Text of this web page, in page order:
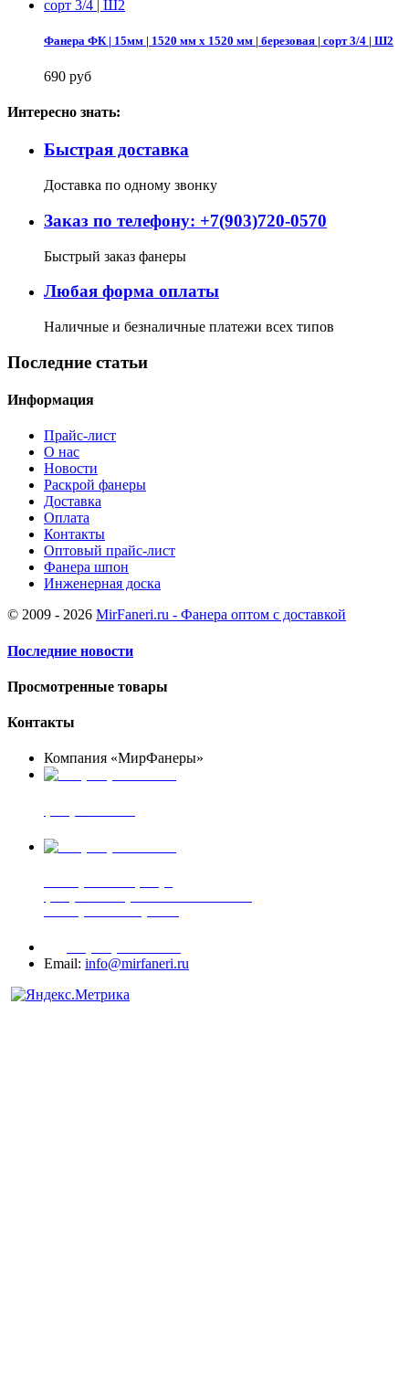
Фанера ФК | 15мм | 1520 мм х 1520 мм | березовая | сорт 3/4 | Ш2
690 руб
Интересно знать:
Быстрая доставка
Доставка по одному звонку
Заказ по телефону: +7(903)720-0570
Быстрый заказ фанеры
Любая форма оплаты
Наличные и безналичные платежи всех типов
Последние статьи
Информация
Прайс-лист
О нас
Новости
Раскрой фанеры
Доставка
Оплата
Контакты
Оптовый прайс-лист
Фанера шпон
Инженерная доска
© 2009 - 2026 MirFaneri.ru - Фанера оптом с доставкой
Последние новости
Просмотренные товары
Контакты
Компания «МирФанеры»
Email: info@mirfaneri.ru